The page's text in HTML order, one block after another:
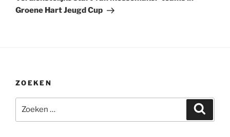
Groene Hart Jeugd Cup
ZOEKEN
naar: